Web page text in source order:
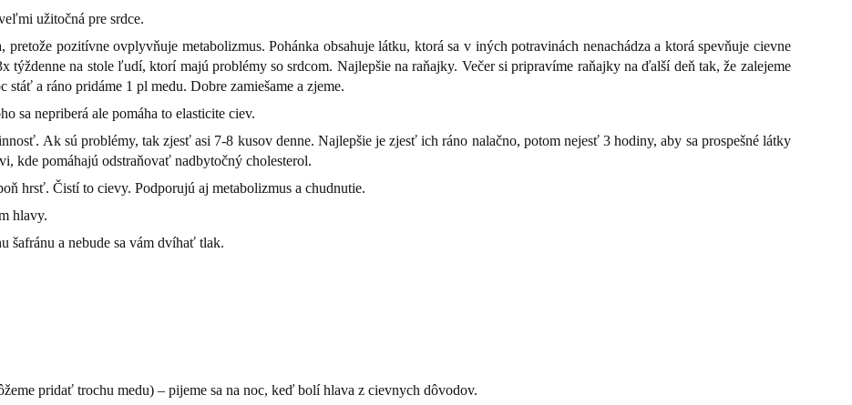
užitočná pre srdce.
pozitívne ovplyvňuje metabolizmus. Pohánka obsahuje látku, ktorá sa v iných potravinách nenachádza a ktorá spevňuje cievne
týždenne na stole ľudí, ktorí majú problémy so srdcom. Najlepšie na raňajky. Večer si pripravíme raňajky na ďalší deň tak, že zalejeme
a ráno pridáme 1 pl medu. Dobre zamiešame a zjeme.
sa nepriberá ale pomáha to elasticite ciev.
Ak sú problémy, tak zjesť asi 7-8 kusov denne. Najlepšie je zjesť ich ráno nalačno, potom nejesť 3 hodiny, aby sa prospešné látky
kde pomáhajú odstraňovať nadbytočný cholesterol.
hrsť. Čistí to cievy. Podporujú aj metabolizmus a chudnutie.
hlavy.
šafránu a nebude sa vám dvíhať tlak.
pridať trochu medu) – pijeme sa na noc, keď bolí hlava z cievnych dôvodov.